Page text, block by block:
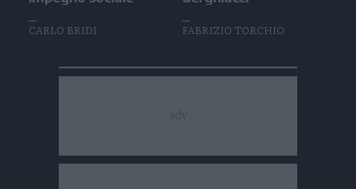
CARLO BRIDI FABRIZIO TORCHIO